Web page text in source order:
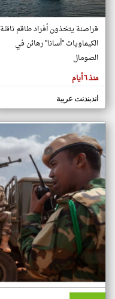
المقالات
هنا عن
وجهة
كاتبيها.
قراصنة يتخذون أفراد طاقم ناقلة
الكيماويات "أسانا" رهائن في
الصومال
منذ ٦ أيام
اندبندنت عربية